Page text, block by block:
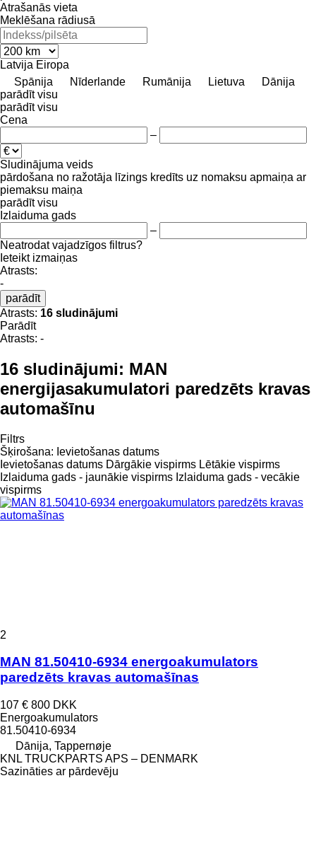
Atrašanās vieta
Meklēšana rādiusā
Latvija Eiropa
Spānija
Nīderlande Rumānija Lietuva
Dānija
parādīt visu
parādīt visu
Cena
–
Sludinājuma veids
pārdošana no ražotāja līzings kredīts uz nomaksu apmaiņa ar
piemaksu maiņa
parādīt visu
Izlaiduma gads
–
Neatrodat vajadzīgos filtrus?
Ieteikt izmaiņas
Atrasts:
-
parādīt
Atrasts: 16 sludinājumi
Parādīt
Atrasts: -
16 sludinājumi: MAN
energijasakumulatori paredzēts kravas
automašīnu
Filtrs
Šķirošana: Ievietošanas datums
Ievietošanas datums Dārgākie vispirms Lētākie vispirms
Izlaiduma gads - jaunākie vispirms Izlaiduma gads - vecākie
vispirms
2
MAN 81.50410-6934 energoakumulators
paredzēts kravas automašīnas
107 € 800 DKK
Energoakumulators
81.50410-6934
Dānija, Tappernøje
KNL TRUCKPARTS APS – DENMARK
Sazināties ar pārdevēju